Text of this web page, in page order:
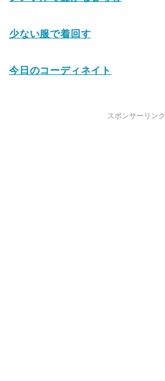
少ない服で着回す
今日のコーディネイト
スポンサーリンク